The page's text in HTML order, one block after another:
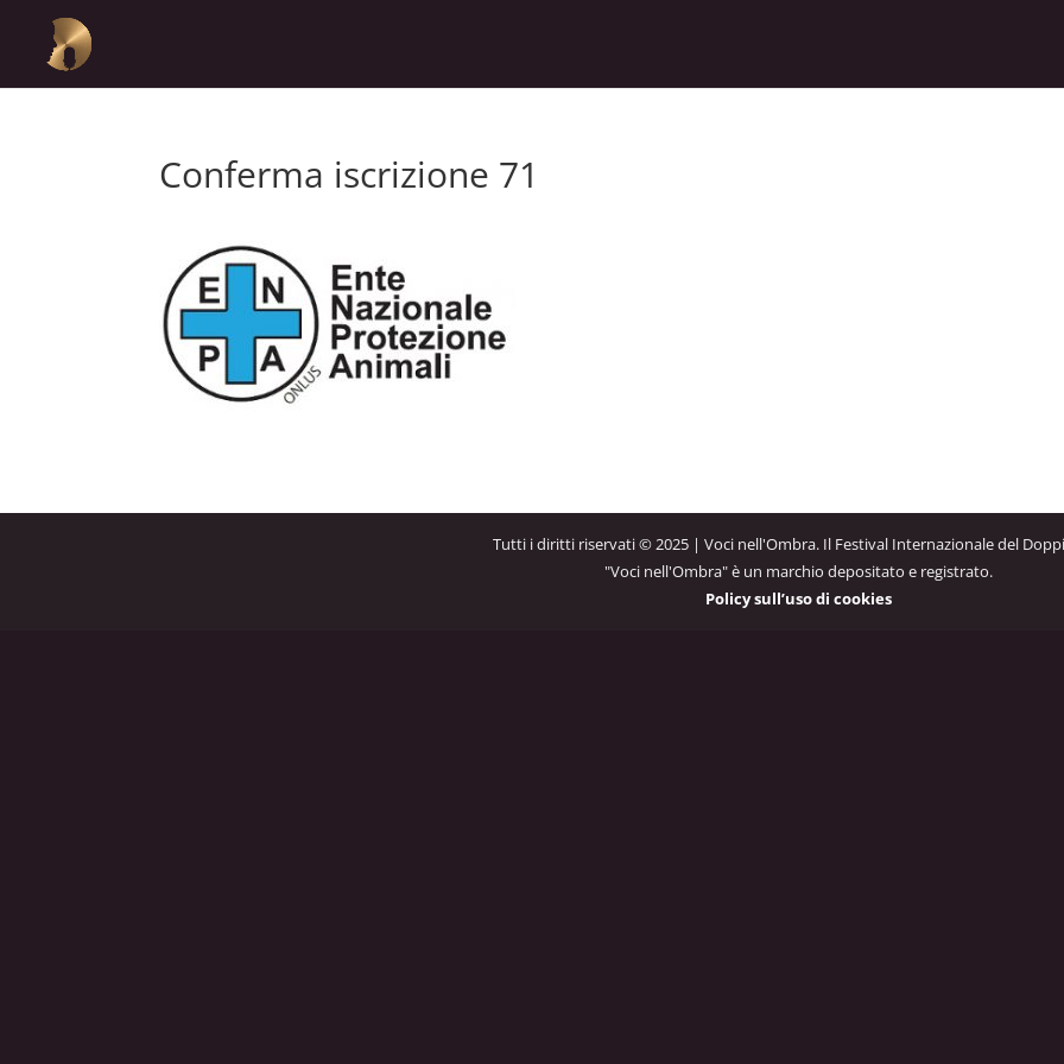
Conferma iscrizione 71
Tutti i diritti riservati © 2025 | Voci nell'Ombra. Il Festival Internazionale del
"Voci nell'Ombra" è un marchio depositato e registrato.
Policy sull’uso di cookies